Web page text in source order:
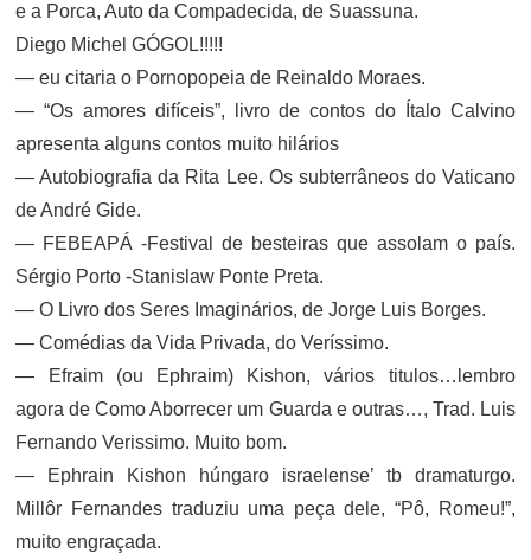
e a Porca, Auto da Compadecida, de Suassuna.
Diego Michel GÓGOL!!!!!
— eu citaria o Pornopopeia de Reinaldo Moraes.
— “Os amores difíceis”, livro de contos do Ítalo Calvino
apresenta alguns contos muito hilários
— Autobiografia da Rita Lee. Os subterrâneos do Vaticano
de André Gide.
— FEBEAPÁ -Festival de besteiras que assolam o país.
Sérgio Porto -Stanislaw Ponte Preta.
— O Livro dos Seres Imaginários, de Jorge Luis Borges.
— Comédias da Vida Privada, do Veríssimo.
— Efraim (ou Ephraim) Kishon, vários titulos…lembro
agora de Como Aborrecer um Guarda e outras…, Trad. Luis
Fernando Verissimo. Muito bom.
— Ephrain Kishon húngaro israelense’ tb dramaturgo.
Millôr Fernandes traduziu uma peça dele, “Pô, Romeu!”,
muito engraçada.